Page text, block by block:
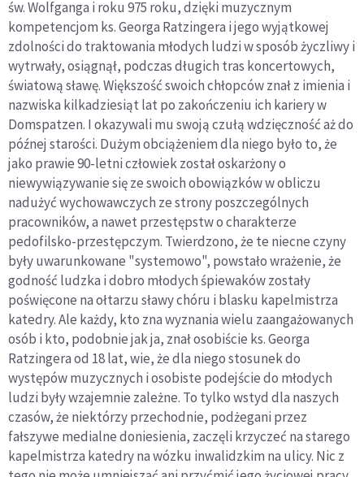
św. Wolfganga i roku 975 roku, dzięki muzycznym
kompetencjom ks. Georga Ratzingera i jego wyjątkowej
zdolności do traktowania młodych ludzi w sposób życzliwy i
wytrwały, osiągnął, podczas długich tras koncertowych,
światową sławę. Większość swoich chłopców znał z imienia i
nazwiska kilkadziesiąt lat po zakończeniu ich kariery w
Domspatzen. I okazywali mu swoją czułą wdzięczność aż do
późnej starości. Dużym obciążeniem dla niego było to, że
jako prawie 90-letni człowiek został oskarżony o
niewywiązywanie się ze swoich obowiązków w obliczu
nadużyć wychowawczych ze strony poszczególnych
pracowników, a nawet przestępstw o charakterze
pedofilsko-przestępczym. Twierdzono, że te niecne czyny
były uwarunkowane "systemowo", powstało wrażenie, że
godność ludzka i dobro młodych śpiewaków zostały
poświęcone na ołtarzu sławy chóru i blasku kapelmistrza
katedry. Ale każdy, kto zna wyznania wielu zaangażowanych
osób i kto, podobnie jak ja, znał osobiście ks. Georga
Ratzingera od 18 lat, wie, że dla niego stosunek do
występów muzycznych i osobiste podejście do młodych
ludzi były wzajemnie zależne. To tylko wstyd dla naszych
czasów, że niektórzy przechodnie, podżegani przez
fałszywe medialne doniesienia, zaczęli krzyczeć na starego
kapelmistrza katedry na wózku inwalidzkim na ulicy. Nic z